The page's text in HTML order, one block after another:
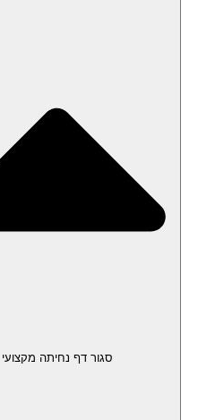
סגור דף נחיתה מקצועי